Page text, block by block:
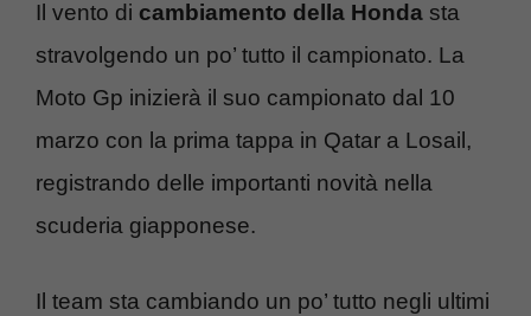
Il vento di cambiamento della Honda sta
stravolgendo un po’ tutto il campionato. La
Moto Gp inizierà il suo campionato dal 10
marzo con la prima tappa in Qatar a Losail,
registrando delle importanti novità nella
scuderia giapponese.
Il team sta cambiando un po’ tutto negli ultimi